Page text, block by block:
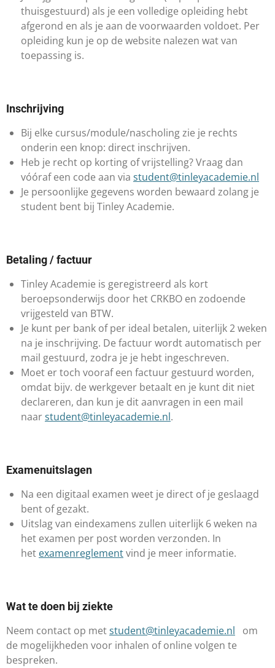
thuisgestuurd) als je een volledige opleiding hebt
afgerond en als je aan de voorwaarden voldoet. Per
opleiding kun je op de website nalezen wat van
toepassing is.
​Inschrijving
Bij elke cursus/module/nascholing zie je rechts
onderin een knop: direct inschrijven.
​Heb je recht op korting of vrijstelling? Vraag dan
vóóraf een code aan via student@tinleyacademie.nl
Je persoonlijke gegevens worden bewaard zolang je
student bent bij Tinley Academie.
Betaling / factuur
​Tinley Academie is geregistreerd als kort
beroepsonderwijs door het CRKBO en zodoende
vrijgesteld van BTW.
Je kunt per bank of per ideal betalen, uiterlijk 2 weken
na je inschrijving. De factuur wordt automatisch per
mail gestuurd, zodra je je hebt ingeschreven.
Moet er toch vooraf een factuur gestuurd worden,
omdat bijv. de werkgever betaalt en je kunt dit niet
declareren, dan kun je dit aanvragen in een mail
naarstudent@tinleyacademie.nl.
Examenuitslagen
​Na een digitaal examen weet je direct of je geslaagd
bent of gezakt.
Uitslag van eindexamens zullen uiterlijk 6 weken na
het examen per post worden verzonden. In
het examenreglementvind je meer informatie.
Wat te doen bij ziekte
​Neem contact op metstudent@tinleyacademie.nl om
de mogelijkheden voor inhalen of online volgen te
bespreken.